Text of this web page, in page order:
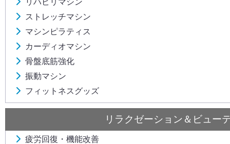
ストレッチマシン
マシンピラティス
カーディオマシン
骨盤底筋強化
振動マシン
フィットネスグッズ
リラクゼーション＆ビュー
疲労回復・機能改善